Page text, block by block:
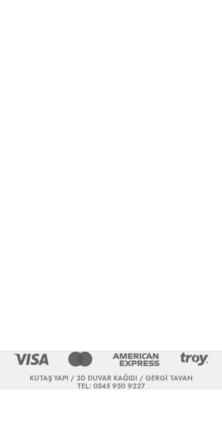
KUTAŞ YAPI / 3D DUVAR KAĞIDI / GERGİ TAVAN
TEL: 0545 950 9227